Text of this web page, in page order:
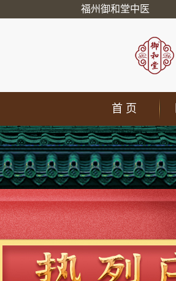
福州御和堂中医
首 页